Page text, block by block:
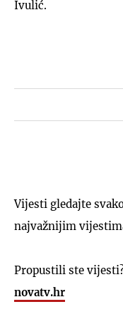
Ivulić.
Vijesti gledajte
najvažnijim
Propustili ste
novatv.hr